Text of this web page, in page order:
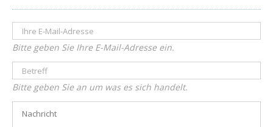
Bitte geben Sie Ihre E-Mail-Adresse ein.
Bitte geben Sie an um was es sich handelt.